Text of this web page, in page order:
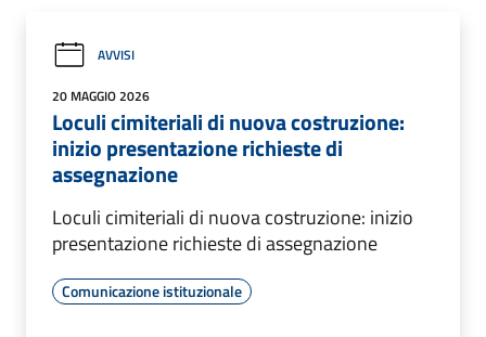
AVVISI
20 MAGGIO 2026
Loculi cimiteriali di nuova costruzione:
inizio presentazione richieste di
assegnazione
Loculi cimiteriali di nuova costruzione: inizio
presentazione richieste di assegnazione
Comunicazione istituzionale